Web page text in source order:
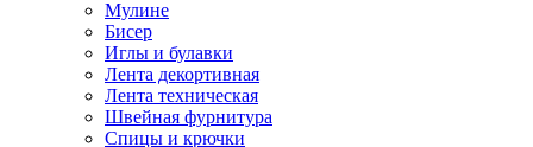
Мулине
Бисер
Иглы и булавки
Лента декортивная
Лента техническая
Швейная фурнитура
Спицы и крючки